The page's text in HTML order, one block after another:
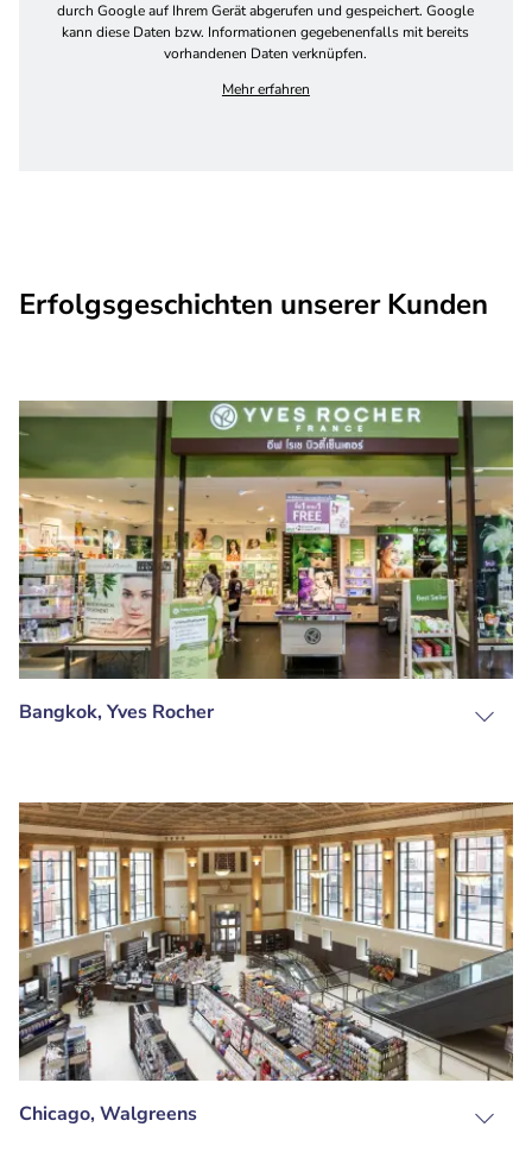
durch Google auf Ihrem Gerät abgerufen und gespeichert. Google
kann diese Daten bzw. Informationen gegebenenfalls mit bereits
vorhandenen Daten verknüpfen.
Mehr erfahren
Erfolgsgeschichten unserer Kunden
Bangkok, Yves Rocher
Chicago, Walgreens